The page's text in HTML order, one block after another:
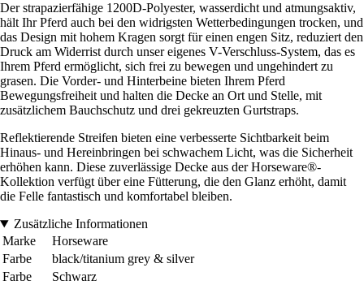
Der strapazierfähige 1200D-Polyester, wasserdicht und atmungsaktiv,
hält Ihr Pferd auch bei den widrigsten Wetterbedingungen trocken, und
das Design mit hohem Kragen sorgt für einen engen Sitz, reduziert den
Druck am Widerrist durch unser eigenes V-Verschluss-System, das es
Ihrem Pferd ermöglicht, sich frei zu bewegen und ungehindert zu
grasen. Die Vorder- und Hinterbeine bieten Ihrem Pferd
Bewegungsfreiheit und halten die Decke an Ort und Stelle, mit
zusätzlichem Bauchschutz und drei gekreuzten Gurtstraps.
Reflektierende Streifen bieten eine verbesserte Sichtbarkeit beim
Hinaus- und Hereinbringen bei schwachem Licht, was die Sicherheit
erhöhen kann. Diese zuverlässige Decke aus der Horseware®-
Kollektion verfügt über eine Fütterung, die den Glanz erhöht, damit
die Felle fantastisch und komfortabel bleiben.
Zusätzliche Informationen
Marke
Horseware
Farbe
black/titanium grey & silver
Farbe
Schwarz